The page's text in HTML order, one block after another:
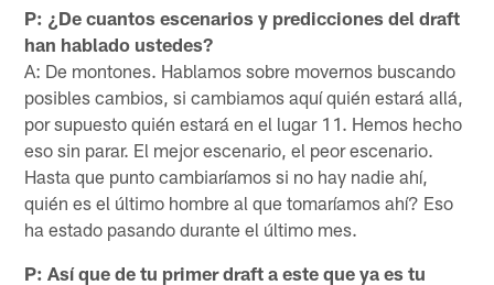
P: ¿De cuantos escenarios y predicciones del draft
han hablado ustedes?
A: De montones. Hablamos sobre movernos buscando
posibles cambios, si cambiamos aquí quién estará allá,
por supuesto quién estará en el lugar 11. Hemos hecho
eso sin parar. El mejor escenario, el peor escenario.
Hasta que punto cambiaríamos si no hay nadie ahí,
quién es el último hombre al que tomaríamos ahí? Eso
ha estado pasando durante el último mes.
P: Así que de tu primer draft a este que ya es tu